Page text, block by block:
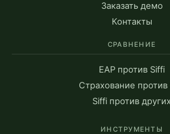
Заказать демо
Контакты
СРАВНЕНИЕ
EAP против Siffi
Страхование против
Siffi против других
ИНСТРУМЕНТЫ